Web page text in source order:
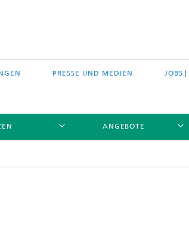
PRESSE UND MEDIEN JOBS |
ANGEBOTE